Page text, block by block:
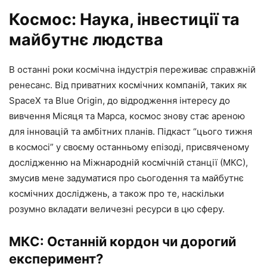
Космос: Наука, інвестиції та
майбутнє людства
В останні роки космічна індустрія переживає справжній
ренесанс. Від приватних космічних компаній, таких як
SpaceX та Blue Origin, до відродження інтересу до
вивчення Місяця та Марса, космос знову стає ареною
для інновацій та амбітних планів. Підкаст “цього тижня
в космосі” у своєму останньому епізоді, присвяченому
дослідженню на Міжнародній космічній станції (МКС),
змусив мене задуматися про сьогодення та майбутнє
космічних досліджень, а також про те, наскільки
розумно вкладати величезні ресурси в цю сферу.
МКС: Останній кордон чи дорогий
експеримент?